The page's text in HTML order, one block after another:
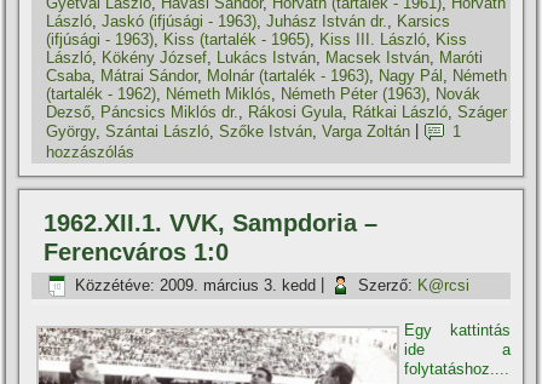
László,Jaskó (ifjúsági - 1963),Juhász István dr., Karsics
(ifjúsági - 1963), Kiss (tartalék - 1965), Kiss III. László, Kiss
László, Kökény József, Lukács István, Macsek István, Maróti
Csaba, Mátrai Sándor, Molnár (tartalék - 1963), Nagy Pál , Németh
(tartalék - 1962), Németh Miklós, Németh Péter (1963), Novák
Dezső, Páncsics Miklós dr., Rákosi Gyula, Rátkai László,Száger
György,Szántai László ,Szőke István ,Varga Zoltán
1
hozzászólás
1962.XII.1. VVK, Sampdoria –
Ferencváros 1:0
Közzétéve: 2009. március 3. kedd Szerző: K@rcsi
Egy kattintás
ide a
folytatáshoz....